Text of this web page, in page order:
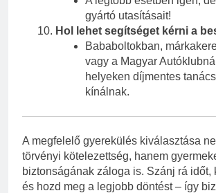
gyártó utasításait!
Hol lehet segítséget kérni a
Bababoltokban,
vagy a Magyar
helyeken díjmentes
kínálnak.
A megfelelő gyerekülés kiválasztása
törvényi kötelezettség, hanem
biztonságának záloga is. Szánj rá időt,
és hozd meg a legjobb döntést – így